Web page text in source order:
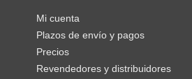
Mi cuenta
Plazos de envío y pagos
Precios
Revendedores y distribuidores